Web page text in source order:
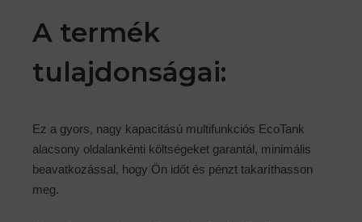
A termék
tulajdonságai:
Ez a gyors, nagy kapacitású multifunkciós EcoTank
alacsony oldalankénti költségeket garantál, minimális
beavatkozással, hogy Ön időt és pénzt takaríthasson
meg.